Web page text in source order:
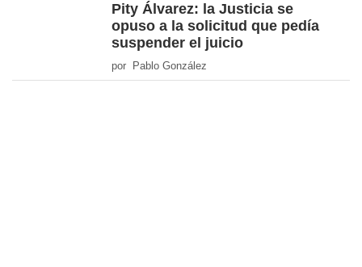
Pity Álvarez: la Justicia se
opuso a la solicitud que pedía
suspender el juicio
por Pablo González